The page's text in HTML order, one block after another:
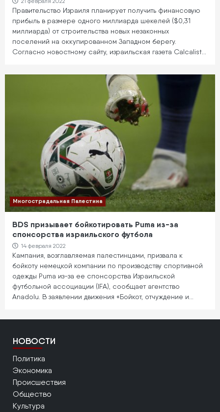
Правительство Израиля планирует получить финансовую
прибыль в размере одного миллиарда шекелей ($0,31
миллиарда) от строительства новых незаконных
поселений на оккупированном Западном берегу.
Согласно новостному сайту, израильская газета Calcalist…
Многострадальная Палестина
BDS призывает бойкотировать Puma из-за
спонсорства израильского футбола
14 февраля 2022
Кампания, возглавляемая палестинцами, призвала к
бойкоту немецкой компании по производству спортивной
одежды Puma из-за ее спонсорства Израильской
футбольной ассоциации (IFA), сообщает агентство
Anadolu. В заявлении движения «Бойкот, отчуждение и…
НОВОСТИ
Политика
Экономика
Происшествия
Общество
Культура